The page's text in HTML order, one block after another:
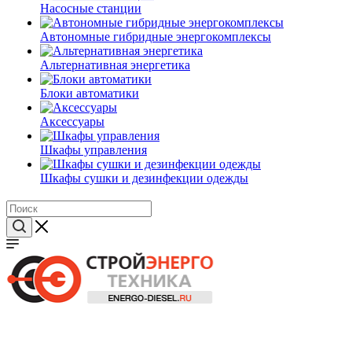
Насосные станции
Автономные гибридные энергокомплексы
Альтернативная энергетика
Блоки автоматики
Аксессуары
Шкафы управления
Шкафы сушки и дезинфекции одежды